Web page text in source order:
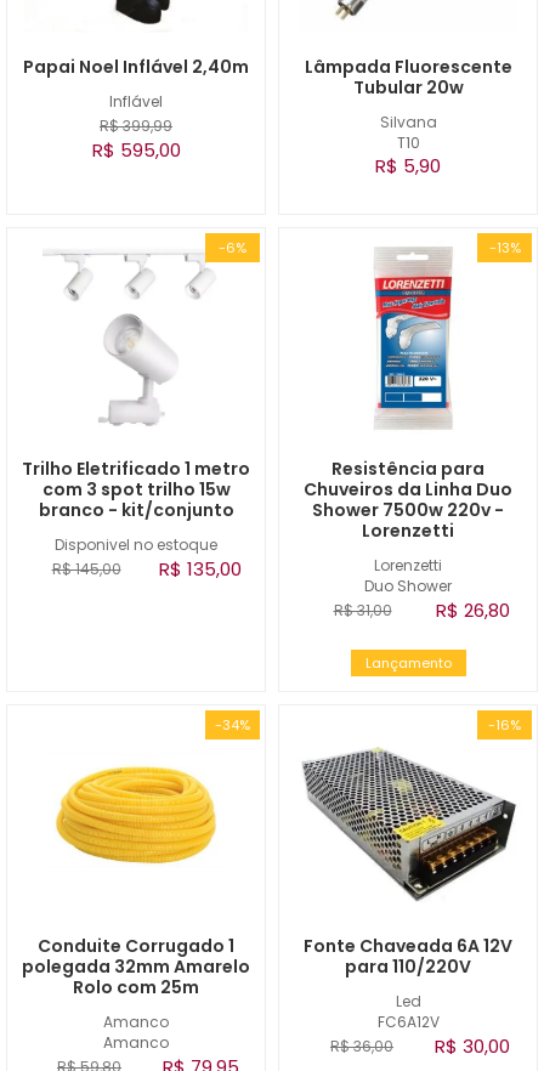
Inflável
Papai Noel Inflável 2,40m
R$ 399,99
R$ 595,00
Silvana
T10
Lâmpada Fluorescente
Tubular 20w
R$ 5,90
-6%
Disponivel no estoque
Trilho Eletrificado 1 metro
com 3 spot trilho 15w
branco - kit/conjunto
R$ 145,00 R$ 135,00
-13%
Lorenzetti
Duo Shower
Resistência para
Chuveiros da Linha Duo
Shower 7500w 220v -
Lorenzetti
R$ 31,00 R$ 26,80
Lançamento
-34%
Amanco
Amanco
Conduite Corrugado 1
polegada 32mm Amarelo
Rolo com 25m
R$ 59,80
-16%
Led
FC6A12V
Fonte Chaveada 6A 12V
para 110/220V
R$ 36,00 R$ 30,00